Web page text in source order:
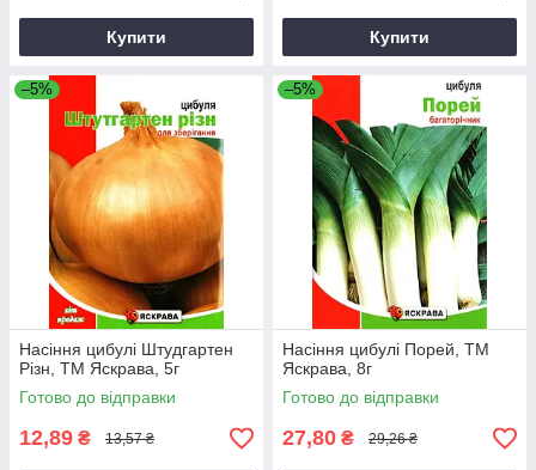
Купити Купити
–5%
Насіння цибулі Штудгартен
Різн, ТМ Яскрава, 5г
Готово до відправки
12,89 ₴ 13,57 ₴
–5%
Насіння цибулі Порей, ТМ
Яскрава, 8г
Готово до відправки
27,80 ₴ 29,26 ₴